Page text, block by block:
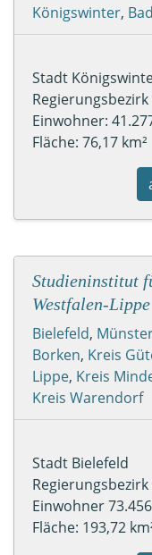
Königswinter,
Stadt
Regierungsbezirk
Einwohner:
Fläche: 76,17 km²
Studieninstitut
Westfalen-Lippe
Bielefeld,
Borken, Kreis
Lippe, Kreis
Kreis Warendorf
Stadt Bielefeld
Einwohner
Fläche: 193,72